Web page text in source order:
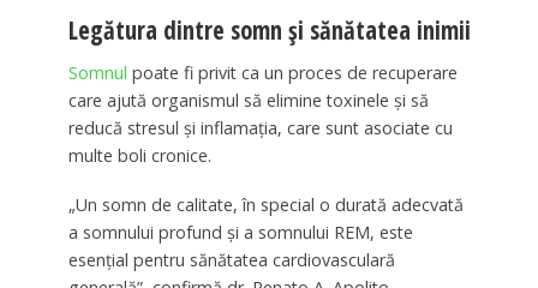
Legătura dintre somn și sănătatea inimii
Somnul poate fi privit ca un proces de recuperare
care ajută organismul să elimine toxinele și să
reducă stresul și inflamația, care sunt asociate cu
multe boli cronice.
„Un somn de calitate, în special o durată adecvată
a somnului profund și a somnului REM, este
esențial pentru sănătatea cardiovasculară